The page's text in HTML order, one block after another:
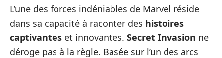
L’une des forces indéniables de Marvel réside
dans sa capacité à raconter des histoires
captivantes et innovantes. Secret Invasion ne
déroge pas à la règle. Basée sur l’un des arcs